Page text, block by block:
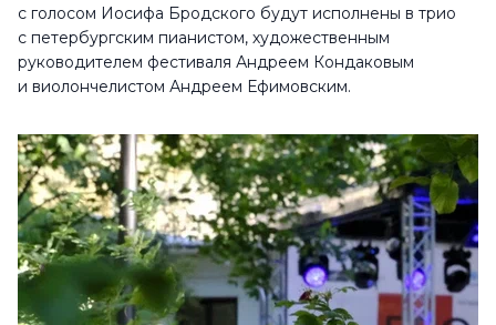
с голосом Иосифа Бродского будут исполнены в трио
с петербургским пианистом, художественным
руководителем фестиваля Андреем Кондаковым
и виолончелистом Андреем Ефимовским.